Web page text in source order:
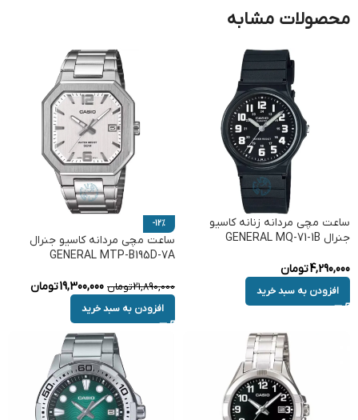
محصولات مشابه
ساعت مچی مردانه زنانه کاسیو
جنرال GENERAL MQ-71-1B
4,290,000تومان
افزودن به سبد خرید
-12%
ساعت مچی مردانه کاسیو جنرال
GENERAL MTP-B195D-7A
21,890,000تومان 19,300,000تومان
افزودن به سبد خرید